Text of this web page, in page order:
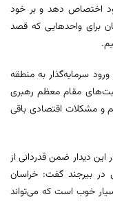
اختصاص دهد و بر خود
برای واحدهایی که قصد
سرمایه‌گذار به منطقه
مقام معظم رهبری
و مشکلات اقتصادی باقی
دیدار ضمن قدردانی از
در بیرجند گفت: خراسان
خوب است که می‌تواند